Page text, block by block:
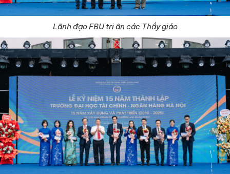
Lãnh đạo FBU tri ân các Thầy giáo